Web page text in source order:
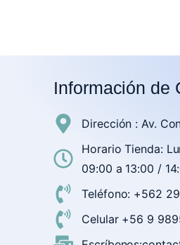
Información de
Dirección : Av.
Horario Tienda:
09:00 a 13:00 /
Teléfono: +562
Celular +56 9